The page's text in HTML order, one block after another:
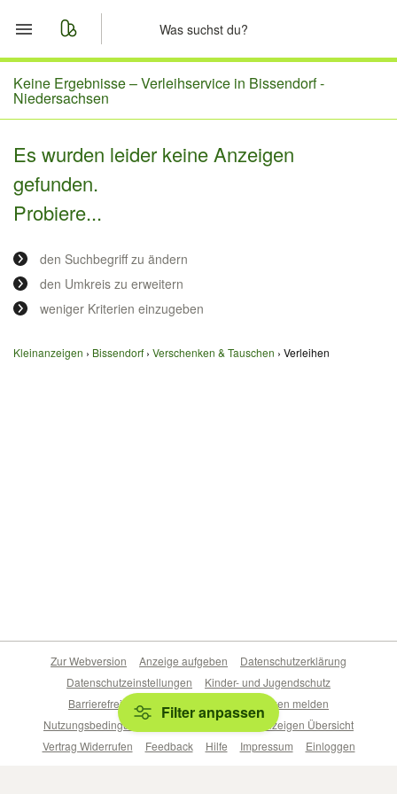
Start
Merkliste
Nachrichten
Anzeige aufgeben
Keine Ergebnisse –Verleihservice in Bissendorf -
Niedersachsen
Es wurden leider keine Anzeigen
gefunden.
Probiere...
den Suchbegriff zu ändern
den Umkreis zu erweitern
weniger Kriterien einzugeben
Kleinanzeigen Bissendorf Verschenken & Tauschen Verleihen
Filter anpassen
Zur Webversion Anzeige aufgeben
Datenschutzerklärung
Datenschutzeinstellungen
Kinder- und Jugendschutz
Barrierefreiheitserklärung
Sicherheitslücken melden
Nutzungsbedingungen
Beliebte Suchen
Anzeigen Übersicht
Vertrag Widerrufen
Feedback Hilfe Impressum Einloggen